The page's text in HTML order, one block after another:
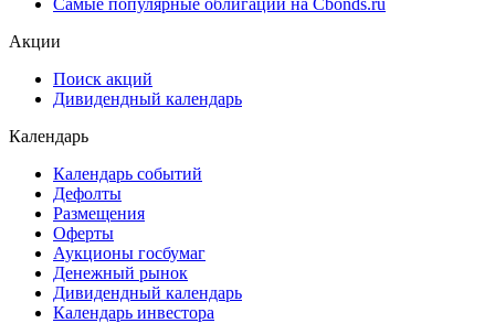
Акции
Поиск акций
Дивидендный календарь
Календарь
Календарь событий
Дефолты
Размещения
Оферты
Аукционы госбумаг
Денежный рынок
Дивидендный календарь
Календарь инвестора